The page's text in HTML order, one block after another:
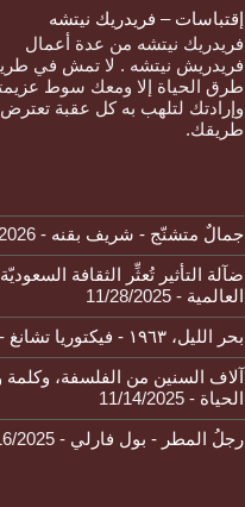
إقتباسات – فريدريك نيتشه
فريدريك نيتشه من عدة أعمال
فريدريش نيتشه . لا تمش في
طرق الحياة إلا ومعك سوط
وإرادتك لتلهب به كل عقبة تعترض
طريقك.
جمالٌ متشنّج - شريف بقنه - 1/28/2026
ضآلة التأثير تُعثِّر الثقافة
العالمية - 11/28/2025
بحر الليل، ١٩٦٣ - فيكتوريا تشانغ
- 11/20/2025
آلاف السنين من الفلسفة،
الحياة - 11/14/2025
رجلُ المطر - بول فارلي - 10/16/2025